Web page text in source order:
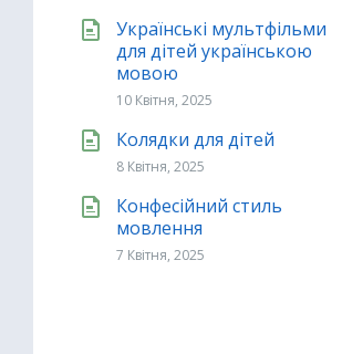
Українські мультфільми
для дітей українською
мовою
10 Квітня, 2025
Колядки для дітей
8 Квітня, 2025
Конфесійний стиль
мовлення
7 Квітня, 2025